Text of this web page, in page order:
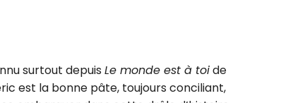
surtout depuis Le monde est à toide
est la bonne pâte, toujours conciliant,